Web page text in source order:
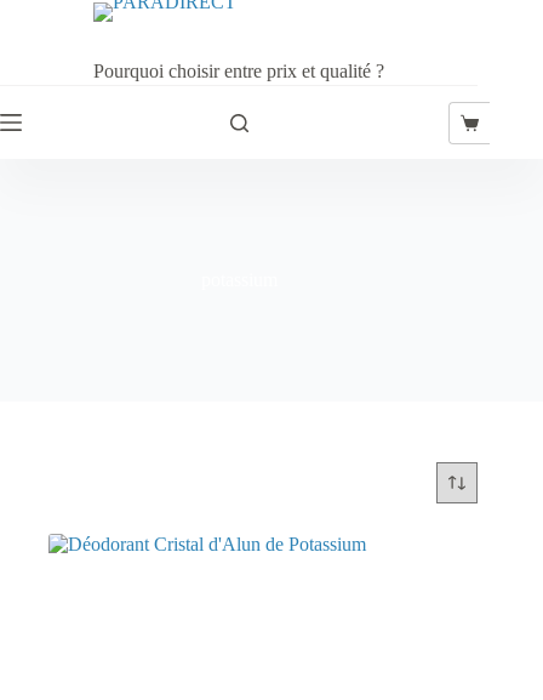
Pourquoi choisir entre prix et qualité ?
Panier